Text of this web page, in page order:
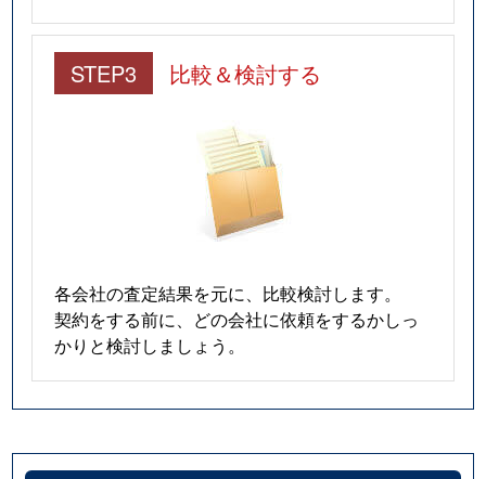
STEP3 比較＆検討する
各会社の査定結果を元に、比較検討します。
契約をする前に、どの会社に依頼をするかしっ
かりと検討しましょう。